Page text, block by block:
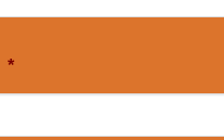
*